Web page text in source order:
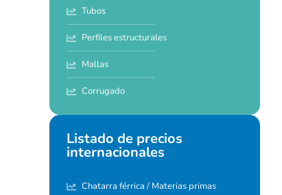
Tubos
Perfiles estructurales
Mallas
Corrugado
Listado de precios
internacionales
Chatarra férrica / Materias primas